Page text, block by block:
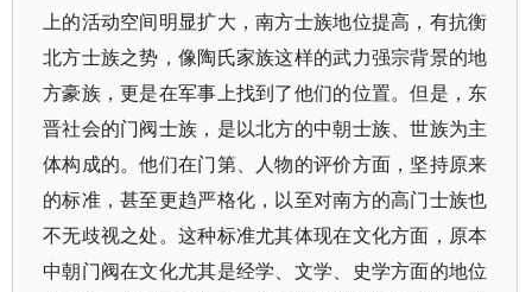
上的活动空间明显扩大，南方士族地位提高，有抗衡
北方士族之势，像陶氏家族这样的武力强宗背景的地
方豪族，更是在军事上找到了他们的位置。但是，东
晋社会的门阀士族，是以北方的中朝士族、世族为主
体构成的。他们在门第、人物的评价方面，坚持原来
的标准，甚至更趋严格化，以至对南方的高门士族也
不无歧视之处。这种标准尤其体现在文化方面，原本
中朝门阀在文化尤其是经学、文学、史学方面的地位